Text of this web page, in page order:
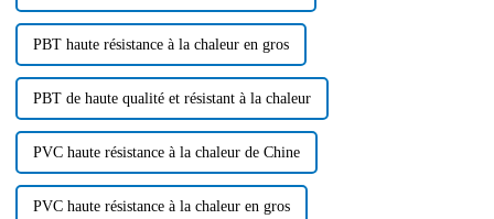
PBT haute résistance à la chaleur en gros
PBT de haute qualité et résistant à la chaleur
PVC haute résistance à la chaleur de Chine
PVC haute résistance à la chaleur en gros